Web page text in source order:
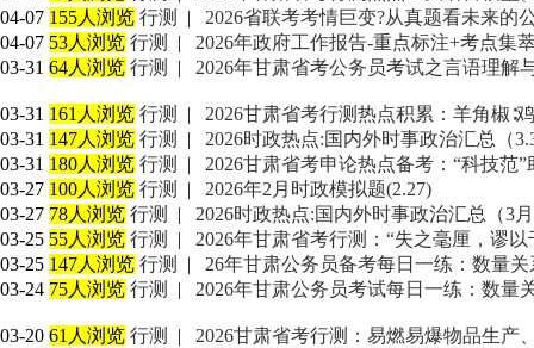
04-07 155人浏览 行测 |
2026省联考考情巨变?从真题看未来的
04-07 53人浏览 行测 |
2026年政府工作报告-重点标注+考点集
03-31 64人浏览 行测 | 2026年甘肃省考公务员考试之言语理解
03-31 161人浏览 行测 |
2026甘肃省考行测热点积累：羊角椒∶
03-31 147人浏览 行测 |
2026时政热点:国内外时事政治汇总（
03-31 180人浏览 行测 |
2026甘肃省考申论热点备考：“科技范”
03-27 100人浏览 行测 |
2026年2月时政模拟题(2.27)
03-27 78人浏览 行测 |
2026时政热点:国内外时事政治汇总（3
03-25 55人浏览 行测 |
2026年甘肃省考行测：“失之毫厘，谬
03-25 147人浏览 行测 |
26年甘肃公务员备考每日一练：数量关
03-24 75人浏览 行测 | 2026年甘肃公务员考试每日一练：数量
03-20 61人浏览 行测 |
2026甘肃省考行测：易燃易爆物品生产